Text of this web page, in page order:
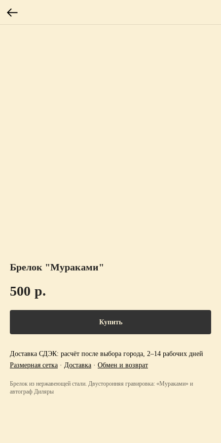
Брелок "Мураками"
500 р.
Купить
Доставка СДЭК: расчёт после выбора города, 2–14 рабочих дней
Размерная сетка · Доставка · Обмен и возврат
Брелок из нержавеющей стали. Двусторонняя гравировка: «Мураками» и
автограф Диляры